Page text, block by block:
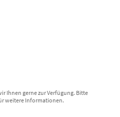
Ihnen gerne zur Verfügung. Bitte
weitere Informationen.